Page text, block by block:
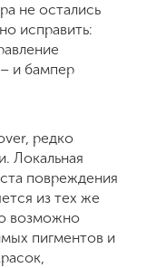
не остались
исправить:
и бампер
редко
Локальная
повреждения
из тех же
возможно
пигментов и